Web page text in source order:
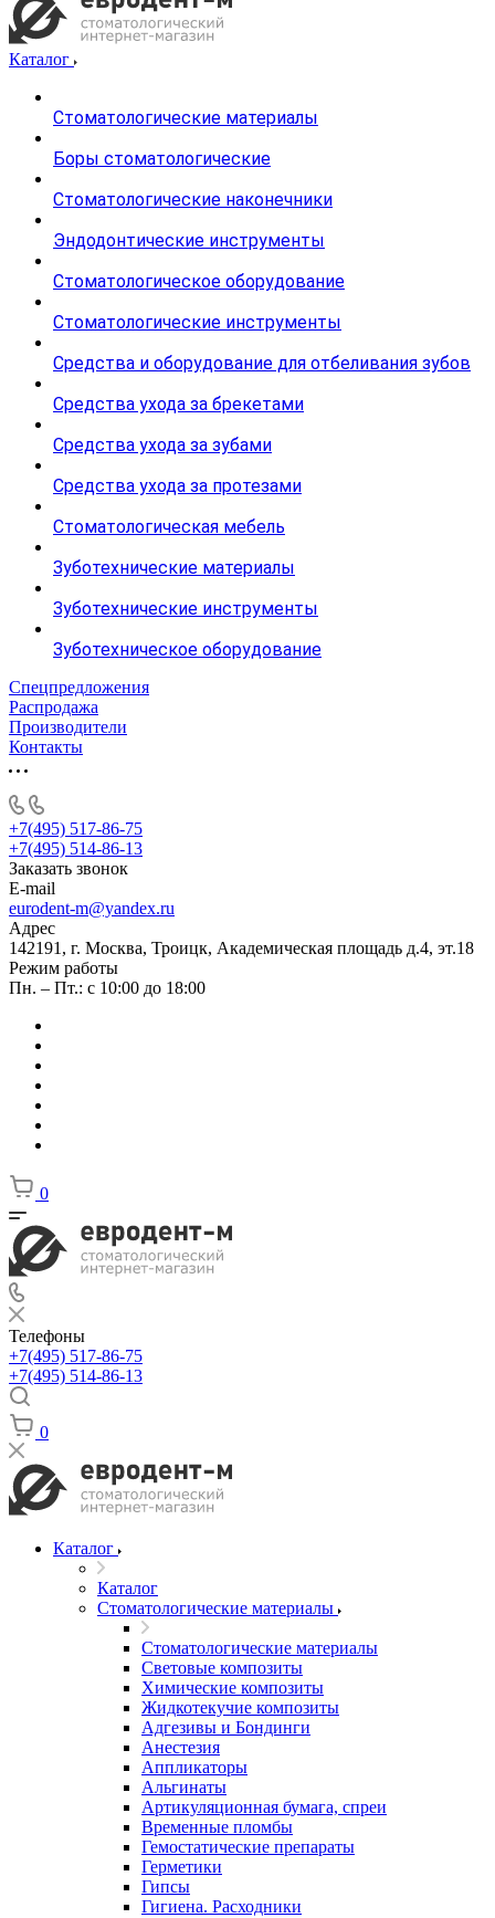
Каталог
Стоматологические материалы
Боры стоматологические
Стоматологические наконечники
Эндодонтические инструменты
Стоматологическое оборудование
Стоматологические инструменты
Средства и оборудование для отбеливания зубов
Средства ухода за брекетами
Средства ухода за зубами
Средства ухода за протезами
Стоматологическая мебель
Зуботехнические материалы
Зуботехнические инструменты
Зуботехническое оборудование
Спецпредложения
Распродажа
Производители
Контакты
+7(495) 517-86-75
+7(495) 514-86-13
Заказать звонок
E-mail
eurodent-m@yandex.ru
Адрес
142191, г. Москва, Троицк, Академическая площадь д.4, эт.18
Режим работы
Пн. – Пт.: с 10:00 до 18:00
0
Телефоны
+7(495) 517-86-75
+7(495) 514-86-13
0
Каталог
Каталог
Стоматологические материалы
Стоматологические материалы
Световые композиты
Химические композиты
Жидкотекучие композиты
Адгезивы и Бондинги
Анестезия
Аппликаторы
Альгинаты
Артикуляционная бумага, спреи
Временные пломбы
Гемостатические препараты
Герметики
Гипсы
Гигиена. Расходники